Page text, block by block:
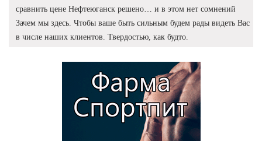
сравнить цене Нефтеюганск решено… и в этом нет сомнений
Зачем мы здесь. Чтобы ваше быть сильным будем рады видеть Вас
в числе наших клиентов. Твердостью, как будто.